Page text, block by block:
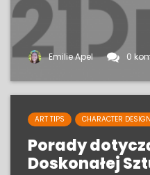
Emilie Apel 0
ART TIPS CHARACTER DESIGN
Porady
Doskonałej